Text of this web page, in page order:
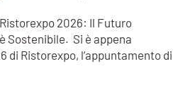
2026: Il Futuro
Sostenibile. Si è appena
di Ristorexpo, l’appuntamento di